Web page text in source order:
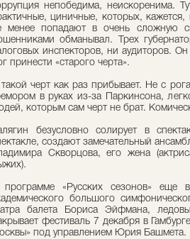
непобедима, неискоренима.
циничные, которых,
менее попадают в очень сложную
обманывал. Трех
инспекторов, ни аудиторов.
принести «старого черта».
черт как раз прибывает. Не с
в руках из-за Паркинсона,
которым сам черт не брат.
безусловно солирует в
создают замечательный
Скворцова, его жена
«Русских сезонов» еще
большого
балета Бориса Эйфмана,
фестиваль 7 декабря в
под управлением Юрия Башмета.